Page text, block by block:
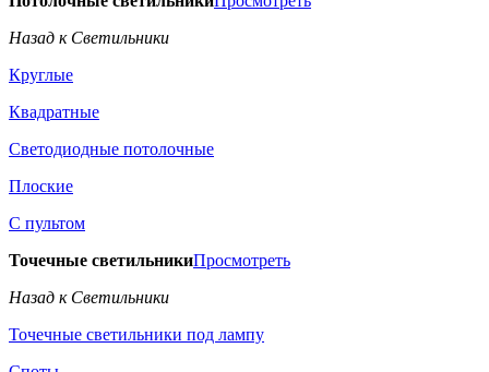
Назад к Светильники
Круглые
Квадратные
Светодиодные потолочные
Плоские
С пультом
Точечные светильникиПросмотреть
Назад к Светильники
Точечные светильники под лампу